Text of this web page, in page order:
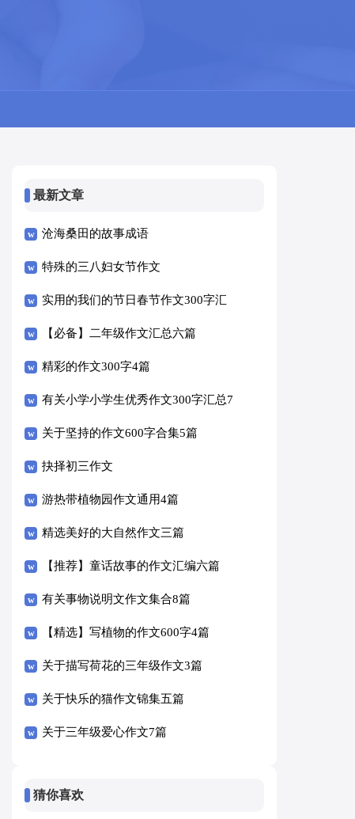
最新文章
沧海桑田的故事成语
特殊的三八妇女节作文
实用的我们的节日春节作文300字汇
编十篇
【必备】二年级作文汇总六篇
精彩的作文300字4篇
有关小学小学生优秀作文300字汇总7
篇
关于坚持的作文600字合集5篇
抉择初三作文
游热带植物园作文通用4篇
精选美好的大自然作文三篇
【推荐】童话故事的作文汇编六篇
有关事物说明文作文集合8篇
【精选】写植物的作文600字4篇
关于描写荷花的三年级作文3篇
关于快乐的猫作文锦集五篇
关于三年级爱心作文7篇
猜你喜欢